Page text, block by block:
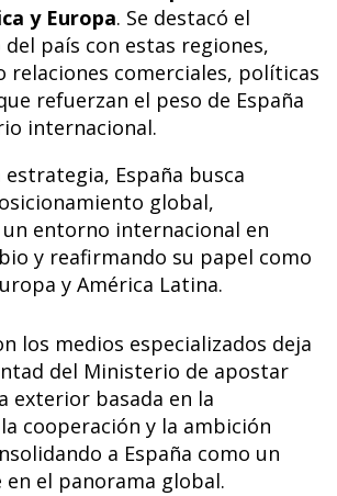
y Europa. Se destacó el
país con estas regiones,
relaciones comerciales, políticas
refuerzan el peso de España
internacional.
estrategia, España busca
global,
entorno internacional en
y reafirmando su papel como
y América Latina.
los medios especializados deja
del Ministerio de apostar
exterior basada en la
cooperación y la ambición
a España como un
el panorama global.